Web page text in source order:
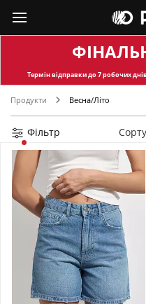
Термін відправкидо 7 робочих
Продукти Весна/Літо
Фільтр